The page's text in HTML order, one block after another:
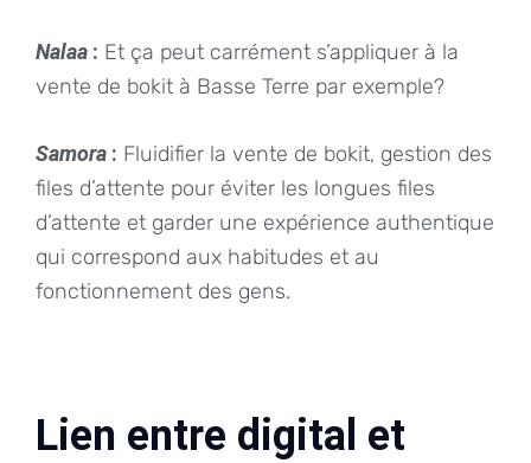
Nalaa : Et ça peut carrément s’appliquer à la
vente de bokit à Basse Terre par exemple?
Samora : Fluidifier la vente de bokit, gestion des
files d’attente pour éviter les longues files
d’attente et garder une expérience authentique
qui correspond aux habitudes et au
fonctionnement des gens.
Lien entre digital et